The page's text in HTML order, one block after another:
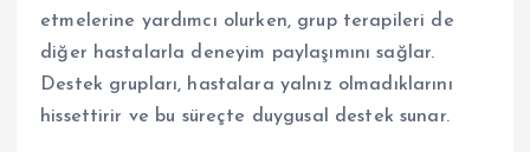
etmelerine yardımcı olurken, grup terapileri de
diğer hastalarla deneyim paylaşımını sağlar.
Destek grupları, hastalara yalnız olmadıklarını
hissettirir ve bu süreçte duygusal destek sunar.